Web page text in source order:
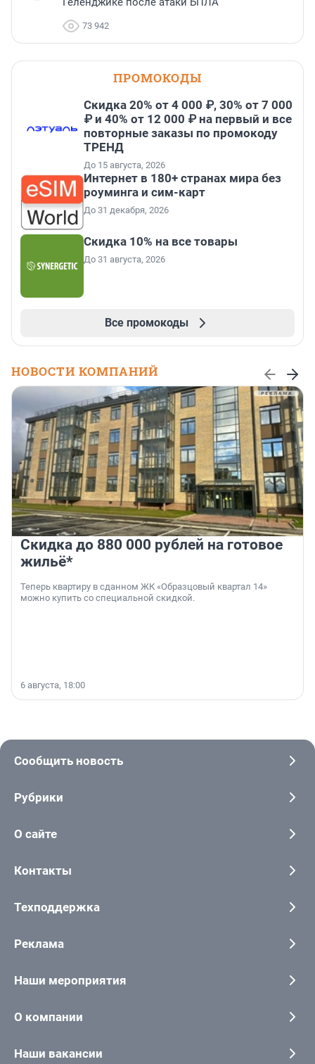
73 942
ПРОМОКОДЫ
Скидка 20% от 4 000 ₽, 30% от 7 000
₽ и 40% от 12 000 ₽ на первый и все
повторные заказы по промокоду
ТРЕНД
До 15 августа, 2026
Интернет в 180+ странах мира без
роуминга и сим-карт
До 31 декабря, 2026
Скидка 10% на все товары
До 31 августа, 2026
Все промокоды
НОВОСТИ КОМПАНИЙ
Скидка до 880 000 рублей на готовое
жильё*
Теперь квартиру в сданном ЖК «Образцовый квартал 14»
можно купить со специальной скидкой.
6 августа, 18:00
Сообщить новость
Рубрики
О сайте
Контакты
Техподдержка
Реклама
Наши мероприятия
О компании
Наши вакансии